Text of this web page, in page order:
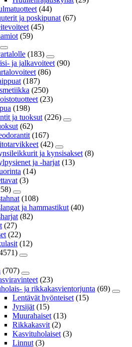
(44)
ja poskipunat (67)
(45)
(59)
(183)
ja jalkavoiteet (90)
(86)
(187)
(250)
(23)
(198)
ja tuoksut (226)
(62)
(167)
(42)
ja kynsisakset (8)
ja -harjat (13)
(14)
(3)
(108)
ja hammastikut (40)
(82)
(27)
(22)
(12)
(707)
(23)
ja rikkakasvientorjunta (69)
Lentävät hyönteiset (15)
Jyrsijät (15)
Muurahaiset (13)
Rikkakasvit (2)
Kasvituholaiset (3)
Linnut (3)